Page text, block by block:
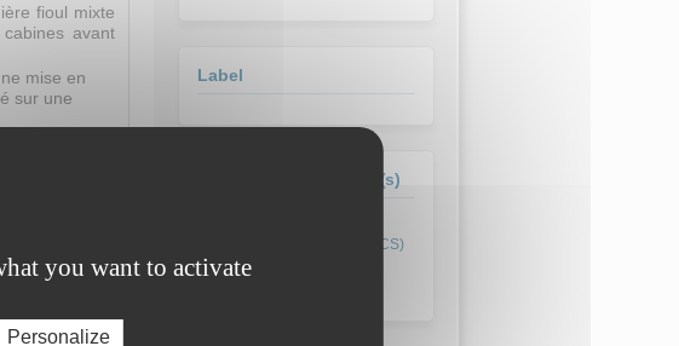
fioul mixte
avant
mise en
sur une
installation
Label
Formation(s) concernée(s)
Mention Complémentaire
you want to activate
Personalize